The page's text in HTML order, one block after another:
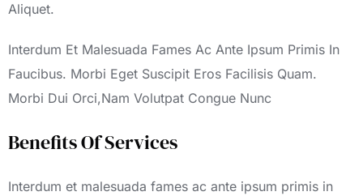
Aliquet.
Interdum Et Malesuada Fames Ac Ante Ipsum Primis In
Faucibus. Morbi Eget Suscipit Eros Facilisis Quam.
Morbi Dui Orci,Nam Volutpat Congue Nunc
Benefits Of Services
Interdum et malesuada fames ac ante ipsum primis in